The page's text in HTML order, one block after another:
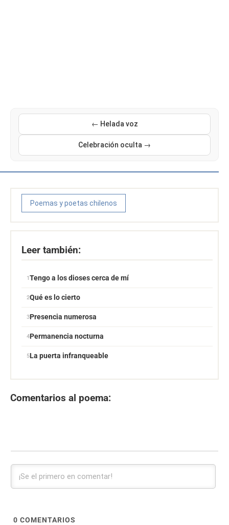
← Helada voz
Celebración oculta →
Poemas y poetas chilenos
Leer también:
Tengo a los dioses cerca de mí
Qué es lo cierto
Presencia numerosa
Permanencia nocturna
La puerta infranqueable
Comentarios al poema:
0 COMENTARIOS